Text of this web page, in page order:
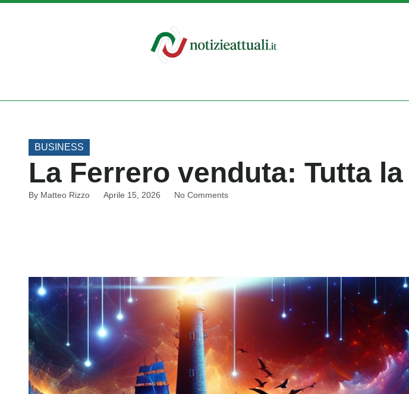
BUSINESS
La Ferrero venduta: Tutta
By Matteo Rizzo Aprile 15, 2026 No Comments